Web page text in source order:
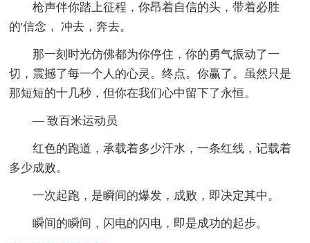
枪声伴你踏上征程，你昂着自信的头，带着必胜
的'信念， 冲去，奔去。
那一刻时光仿佛都为你停住，你的勇气振动了一
切，震撼了每一个人的心灵。终点。你赢了。虽然只是
那短短的十几秒，但你在我们心中留下了永恒。
— 致百米运动员
红色的跑道，承载着多少汗水，一条红线，记载着
多少成败。
一次起跑，是瞬间的爆发，成败，即决定其中。
瞬间的瞬间，闪电的闪电，即是成功的起步。